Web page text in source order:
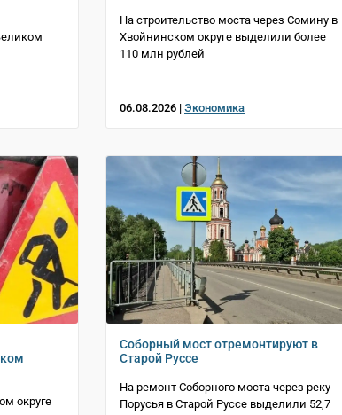
На строительство моста через Сомину в
Хвойнинском округе выделили более
110 млн рублей
06.08.2026 | Экономика
округе
Соборный мост отремонтируют в
Старой Руссе
На ремонт Соборного моста через реку
Порусья в Старой Руссе выделили 52,7